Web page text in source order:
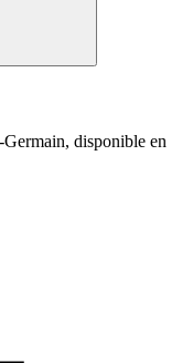
Germain, disponible en